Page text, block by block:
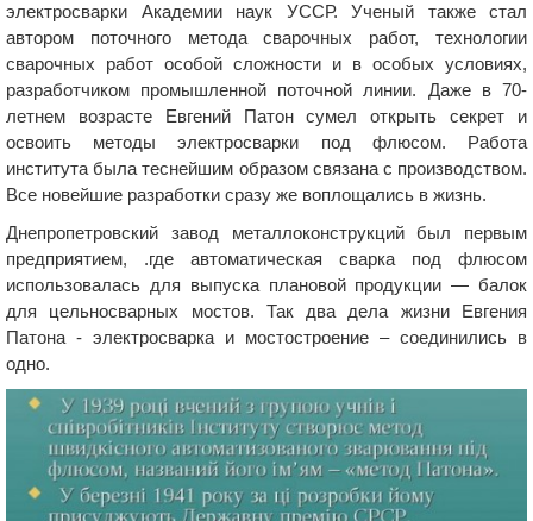
электросварки Академии наук УССР. Ученый также стал
автором поточного метода сварочных работ, технологии
сварочных работ особой сложности и в особых условиях,
разработчиком промышленной поточной линии. Даже в 70-
летнем возрасте Евгений Патон сумел открыть секрет и
освоить методы электросварки под флюсом. Работа
института была теснейшим образом связана с производством.
Все новейшие разработки сразу же воплощались в жизнь.
Днепропетровский завод металлоконструкций был первым
предприятием, .где автоматическая сварка под флюсом
использовалась для выпуска плановой продукции — балок
для цельносварных мостов. Так два дела жизни Евгения
Патона - электросварка и мостостроение – соединились в
одно.